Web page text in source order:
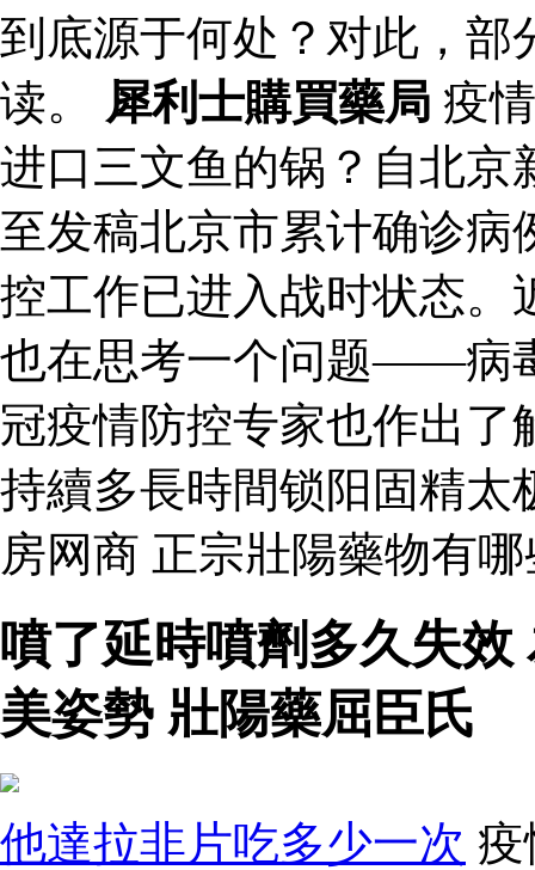
到底源于何处？对此，部
读。 犀利士購買藥局 疫
进口三文鱼的锅？自北京
至发稿北京市累计确诊病
控工作已进入战时状态。
也在思考一个问题——病
冠疫情防控专家也作出了
持續多長時間锁阳固精太
房网商 正宗壯陽藥物有
噴了延時噴劑多久失
美姿勢 壯陽藥屈臣氏
他達拉非片吃多少一次